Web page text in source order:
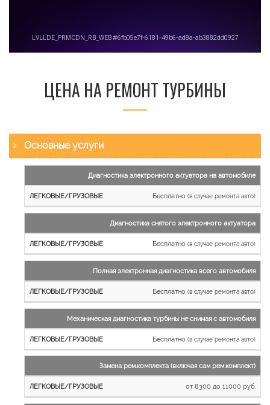
ЦЕНА НА РЕМОНТ ТУРБИНЫ
Основные услуги
работы
Легковые
и
Грузовые
автомобили
Диагностика электронного актуатора на автомобиле
Бесплатно (в случае ремонта авто)
Диагностика снятого электронного актуатора
Бесплатно (в случае ремонта авто)
Полная электронная диагностика всего автомобиля
Бесплатно (в случае ремонта авто)
Механическая диагностика турбины не снимая с автомобиля
Бесплатно (в случае ремонта авто)
Замена рем.комплекта (включая сам рем.комплект)
от 8300 до 11000 руб.